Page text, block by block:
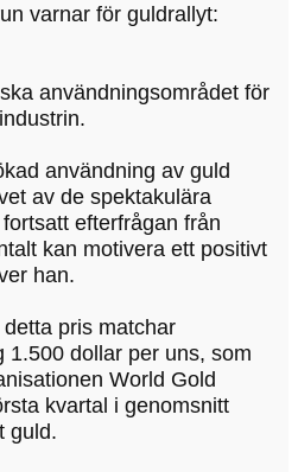
varnar för guldrallyt:
användningsområdet för
användning av guld
av de spektakulära
efterfrågan från
kan motivera ett positivt
han.
pris matchar
1.500 dollar per uns, som
World Gold
kvartal i genomsnitt
guld.